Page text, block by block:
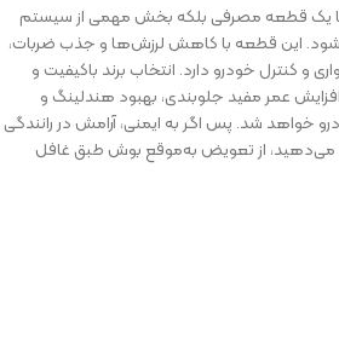
یک قطعه مصرفی بلکه بخش مهمی از سیستم
این قطعه با کاهش لرزش‌ها و جذب ضربات،
کنترل خودرو دارد. انتخاب برند باکیفیت و
عمر مفید جلوبندی، بهبود هندلینگ و
شد. پس اگر به ایمنی، آرامش در رانندگی
می‌دهید، از تعویض به‌موقع بوش طبق غافل